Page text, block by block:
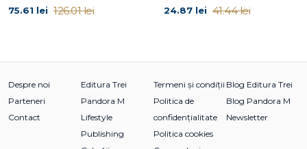
75.61 lei 126.01 lei 24.87 lei 41.44 lei
Despre noi
Parteneri
Contact
Editura Trei
Pandora M
Lifestyle
Publishing
Termeni și condiții
Politica de
confidențialitate
Politica cookies
Blog Editura Trei
Blog Pandora M
Newsletter